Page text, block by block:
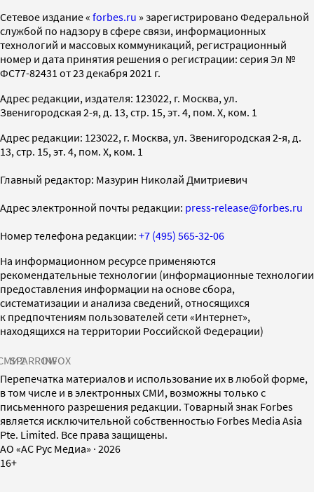
Cетевое издание « forbes.ru » зарегистрировано Федеральной
службой по надзору в сфере связи, информационных
технологий и массовых коммуникаций, регистрационный
номер и дата принятия решения о регистрации: серия Эл №
ФС77-82431 от 23 декабря 2021 г.
Адрес редакции, издателя: 123022, г. Москва, ул.
Звенигородская 2-я, д. 13, стр. 15, эт. 4, пом. X, ком. 1
Адрес редакции: 123022, г. Москва, ул. Звенигородская 2-я, д.
13, стр. 15, эт. 4, пом. X, ком. 1
Главный редактор: Мазурин Николай Дмитриевич
Адрес электронной почты редакции: press-release@forbes.ru
Номер телефона редакции: +7 (495) 565-32-06
На информационном ресурсе применяются
рекомендательные технологии (информационные технологии
предоставления информации на основе сбора,
систематизации и анализа сведений, относящихся
к предпочтениям пользователей сети «Интернет»,
находящихся на территории Российской Федерации)
SPARROWINFOX
Перепечатка материалов и использование их в любой форме,
в том числе и в электронных СМИ, возможны только с
письменного разрешения редакции. Товарный знак Forbes
является исключительной собственностью Forbes Media Asia
Pte. Limited. Все права защищены.
AO «АС Рус Медиа» · 2026
16+